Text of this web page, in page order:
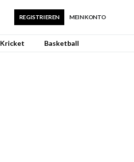
MEIN KONTO
REGISTRIEREN
Kricket Basketball